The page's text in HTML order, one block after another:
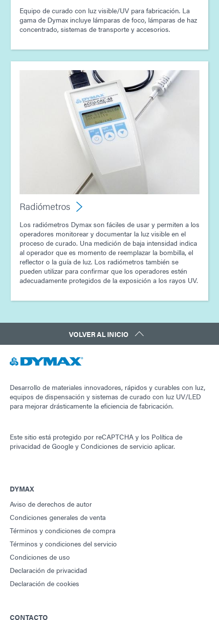
Equipo de curado con luz visible/UV para fabricación. La
gama de Dymax incluye lámparas de foco, lámparas de haz
concentrado, sistemas de transporte y accesorios.
Radiómetros
Los radiómetros Dymax son fáciles de usar y permiten a los
operadores monitorear y documentar la luz visible en el
proceso de curado. Una medición de baja intensidad indica
al operador que es momento de reemplazar la bombilla, el
reflector o la guía de luz. Los radiómetros también se
pueden utilizar para confirmar que los operadores estén
adecuadamente protegidos de la exposición a los rayos UV.
VOLVER AL INICIO
Desarrollo de materiales innovadores, rápidos y curables con luz,
equipos de dispensación y sistemas de curado con luz UV/LED
para mejorar drásticamente la eficiencia de fabricación.
Este sitio está protegido por reCAPTCHA y los Política de
privacidad de Google y Condiciones de servicio aplicar.
DYMAX
Aviso de derechos de autor
Condiciones generales de venta
Términos y condiciones de compra
Términos y condiciones del servicio
Condiciones de uso
Declaración de privacidad
Declaración de cookies
CONTACTO